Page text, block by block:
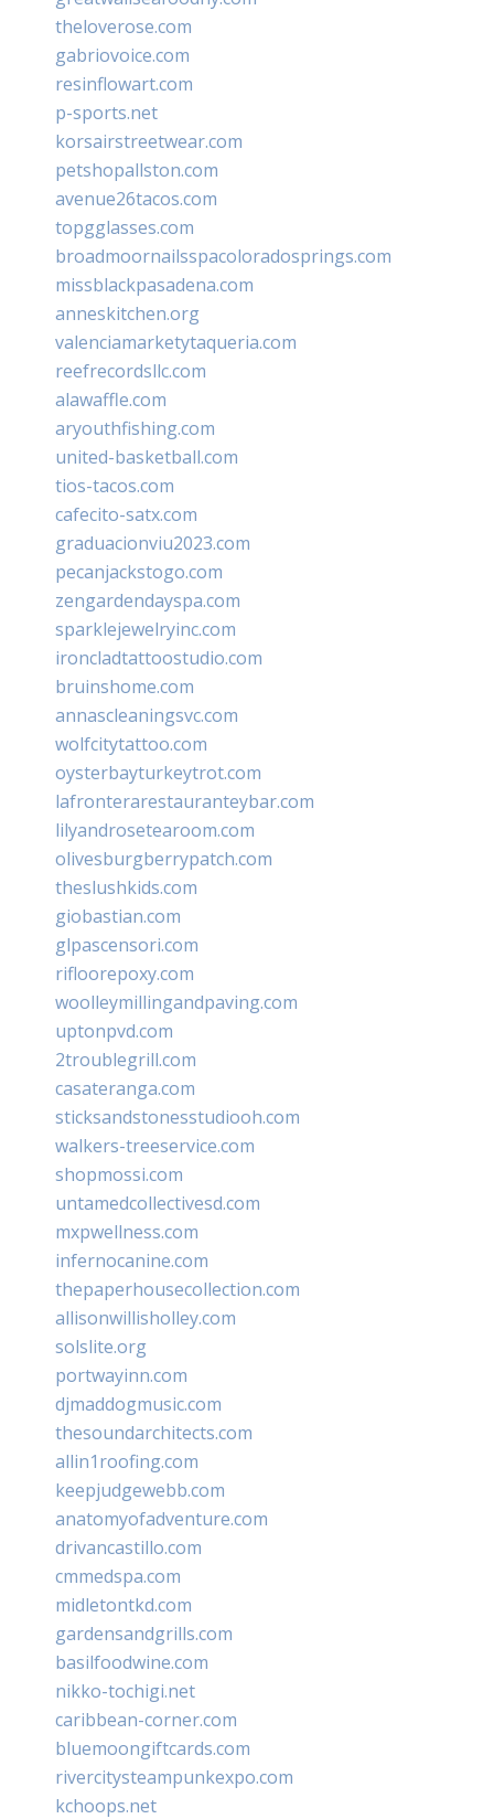
theloverose.com
gabriovoice.com
resinflowart.com
p-sports.net
korsairstreetwear.com
petshopallston.com
avenue26tacos.com
topgglasses.com
broadmoornailsspacoloradosprings.com
missblackpasadena.com
anneskitchen.org
valenciamarketytaqueria.com
reefrecordsllc.com
alawaffle.com
aryouthfishing.com
united-basketball.com
tios-tacos.com
cafecito-satx.com
graduacionviu2023.com
pecanjackstogo.com
zengardendayspa.com
sparklejewelryinc.com
ironcladtattoostudio.com
bruinshome.com
annascleaningsvc.com
wolfcitytattoo.com
oysterbayturkeytrot.com
lafronterarestauranteybar.com
lilyandrosetearoom.com
olivesburgberrypatch.com
theslushkids.com
giobastian.com
glpascensori.com
rifloorepoxy.com
woolleymillingandpaving.com
uptonpvd.com
2troublegrill.com
casateranga.com
sticksandstonesstudiooh.com
walkers-treeservice.com
shopmossi.com
untamedcollectivesd.com
mxpwellness.com
infernocanine.com
thepaperhousecollection.com
allisonwillisholley.com
solslite.org
portwayinn.com
djmaddogmusic.com
thesoundarchitects.com
allin1roofing.com
keepjudgewebb.com
anatomyofadventure.com
drivancastillo.com
cmmedspa.com
midletontkd.com
gardensandgrills.com
basilfoodwine.com
nikko-tochigi.net
caribbean-corner.com
bluemoongiftcards.com
rivercitysteampunkexpo.com
kchoops.net